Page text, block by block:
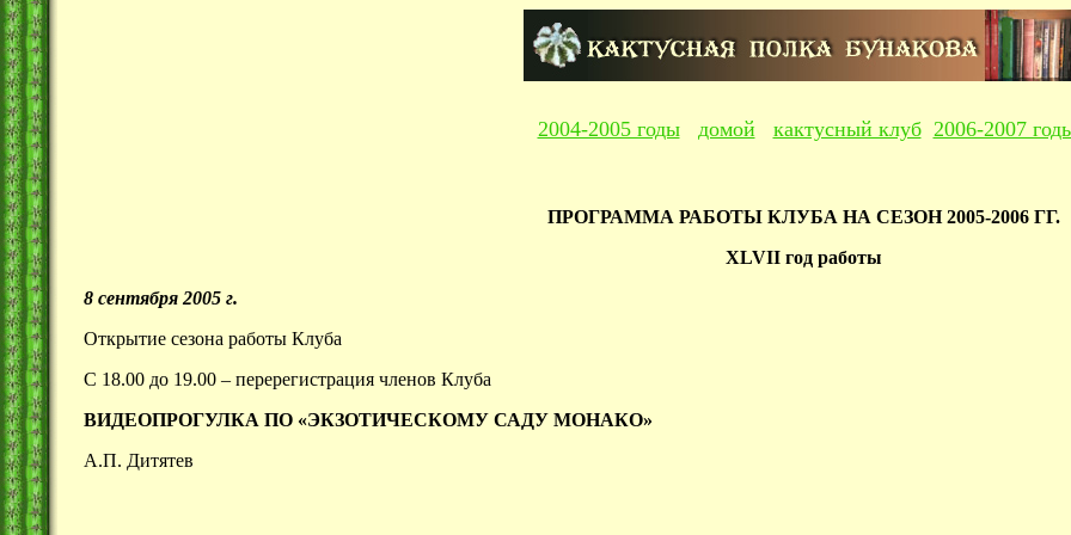
2004-2005 годы домой кактусный клуб 2006-2007
ПРОГРАММА РАБОТЫ КЛУБА НА СЕЗОН 2005-2006 ГГ.
XLVII год работы
8 сентября 2005 г.
Открытие сезона работы Клуба
С 18.00 до 19.00 – перерегистрация членов Клуба
ВИДЕОПРОГУЛКА ПО «ЭКЗОТИЧЕСКОМУ САДУ МОНАКО»
А.П. Дитятев